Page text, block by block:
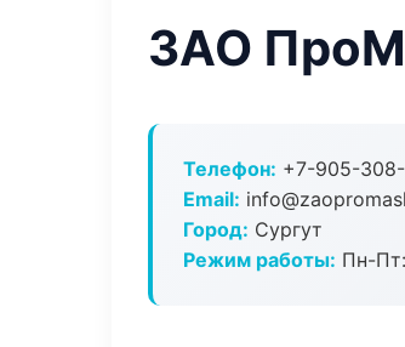
ЗАО
Телефон: +7-905-
Email:
Город: Сургут
Режим работы: Пн-